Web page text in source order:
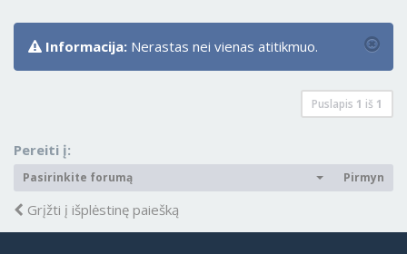
Informacija: Nerastas nei vienas atitikmuo.
Puslapis 1 iš 1
Pereiti į:
Pasirinkite forumą Pirmyn
Grįžti į išplėstinę paiešką